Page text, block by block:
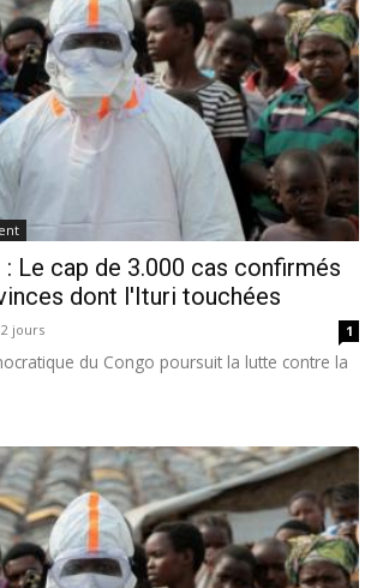
: Le cap de 3.000 cas confirmés
dont l'Ituri touchées
jours 1
du Congo poursuit la lutte contre la